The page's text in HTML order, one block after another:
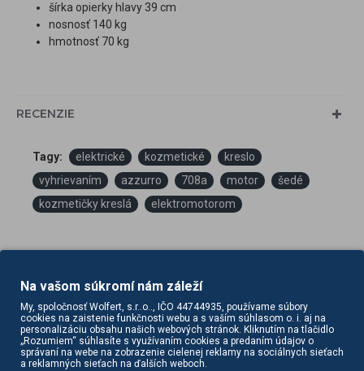
šírka opierky hlavy 39 cm
nosnosť 140 kg
hmotnosť 70 kg
RECENZIE
Tagy: elektrické kozmetické
kreslo
vyhrievaním
azzurro 708a motor
šedé
kozmetičky kreslá
elektromotorom
PODOBNÉ PRODUKTY SÚVISIACE PRODUKTY
Na vašom súkromí nám záleží
My, spoločnosť Wolfert, s.r..o.., IČO 44744935, používame súbory
cookies na zaistenie funkčnosti webu a s vaším súhlasom o. i. aj na
personalizáciu obsahu našich webových stránok. Kliknutím na tlačidlo
„Rozumiem“ súhlasíte s využívaním cookies a predaním údajov o
správaní na webe na zobrazenie cielenej reklamy na sociálnych sieťach
a reklamných sieťach na ďalších weboch.